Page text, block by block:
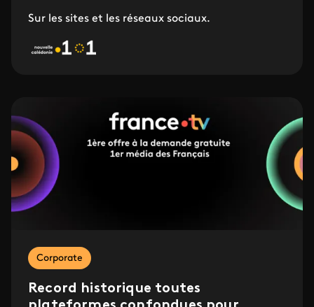
Sur les sites et les réseaux sociaux.
Corporate
Record historique toutes